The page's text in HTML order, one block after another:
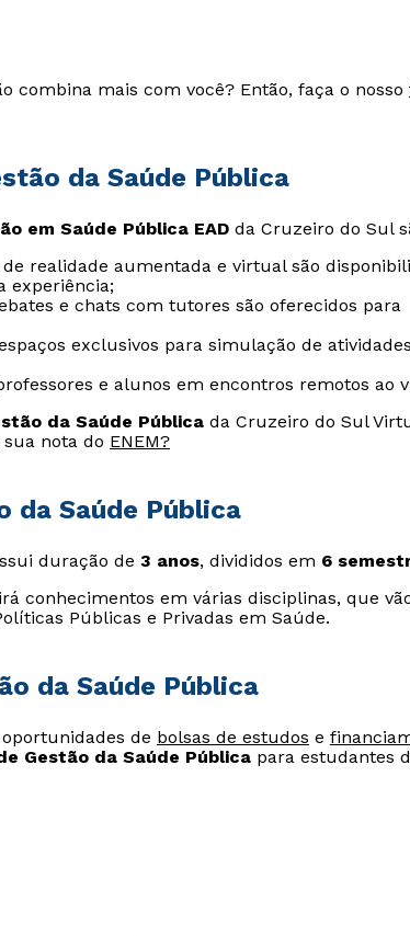
combina mais com você? Então, faça o nosso
da Saúde Pública
em Saúde Pública EAD da Cruzeiro do Sul
realidade aumentada e virtual são
experiência;
e chats com tutores são oferecidos para
exclusivos para simulação de atividades
e alunos em encontros remotos ao
da Saúde Pública da Cruzeiro do Sul
nota do ENEM?
da Saúde Pública
duração de 3 anos, divididos em 6
conhecimentos em várias disciplinas, que
Públicas e Privadas em Saúde.
da Saúde Pública
de bolsas de estudos e
Gestão da Saúde Pública para estudantes
WhatsApp
ou
autorizo que meus dados sejam
WhatsApp
ou
autorizo que meus dados sejam